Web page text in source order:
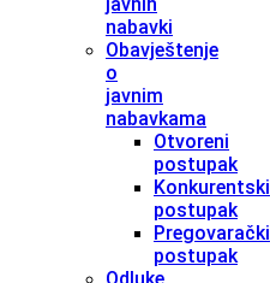
nabavki
Obavještenje
o
javnim
nabavkama
Otvoreni
postupak
Konkurentski
postupak
Pregovarački
postupak